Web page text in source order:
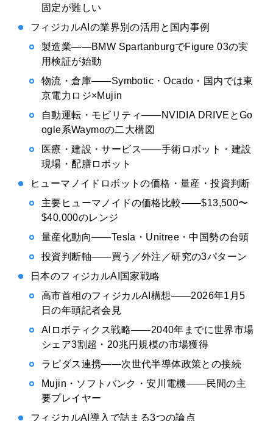
固定が難しい
フィジカルAIの業界別の活用と国内事例
製造業——BMW SpartanburgでFigure 03の実
用検証が始動
物流・倉庫——Symbotic・Ocado・国内では東
京電力ロジ×Mujin
自動運転・モビリティ——NVIDIA DRIVEとGo
ogle系Waymoの二大構図
医療・建設・サービス——手術ロボット・建設
現場・配膳ロボット
ヒューマノイドロボットの価格・量産・投資判断
主要ヒューマノイドの価格比較——$13,500〜
$40,000のレンジ
量産化動向——Tesla・Unitree・中国勢の台頭
投資判断軸——買う／外注／研究の3パターン
日本のフィジカルAI国家戦略
高市首相のフィジカルAI構想——2026年1月5
日の年頭記者会見
AIロボティクス戦略——2040年までに世界市場
シェア3割超・20兆円規模の市場獲得
ラピダス連携——次世代半導体政策との接続
Mujin・ソフトバンク・安川電機——民間の主
要プレイヤー
フィジカルAI導入で詰まる3つの論点